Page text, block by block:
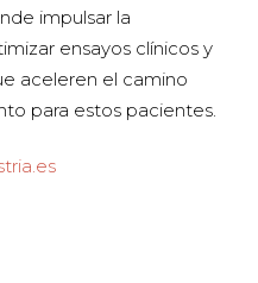
impulsar la
ensayos clínicos y
aceleren el camino
para estos pacientes.